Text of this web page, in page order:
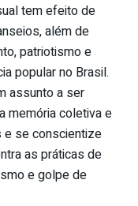
tem efeito de
além de
patriotismo e
popular no Brasil.
assunto a ser
memória coletiva e
e se conscientize
as práticas de
e golpe de